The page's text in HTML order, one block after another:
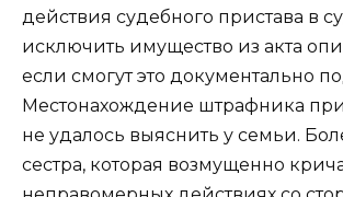
действия судебного пристава в
исключить имущество из акта
если смогут это документально
Местонахождение штрафника
не удалось выяснить у семьи.
сестра, которая возмущенно